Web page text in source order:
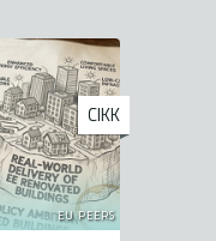
EU PEERS
CIKK